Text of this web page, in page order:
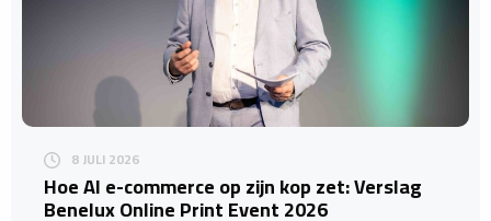
8 JULI 2026
Hoe AI e-commerce op zijn kop zet: Verslag
Benelux Online Print Event 2026